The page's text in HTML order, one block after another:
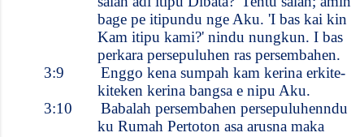
bage pe itipundu nge Aku. 'I bas kai kin
Kam itipu kami?' nindu nungkun. I bas
perkara persepuluhen ras persembahen.
3:9
Enggo kena sumpah kam kerina erkite-
kiteken kerina bangsa e nipu Aku.
3:10
Babalah persembahen persepuluhenndu
ku Rumah Pertoton asa arusna maka